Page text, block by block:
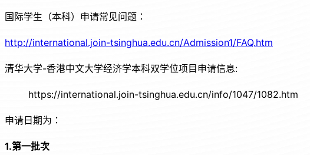
国际学生（本科）申请常见问题：
http://international.join-tsinghua.edu.cn/Admission1/FAQ.htm
清华大学-香港中文大学经济学本科双学位项目申请信息:
https://international.join-tsinghua.edu.cn/info/1047/1082.htm
申请日期为：
1.第一批次